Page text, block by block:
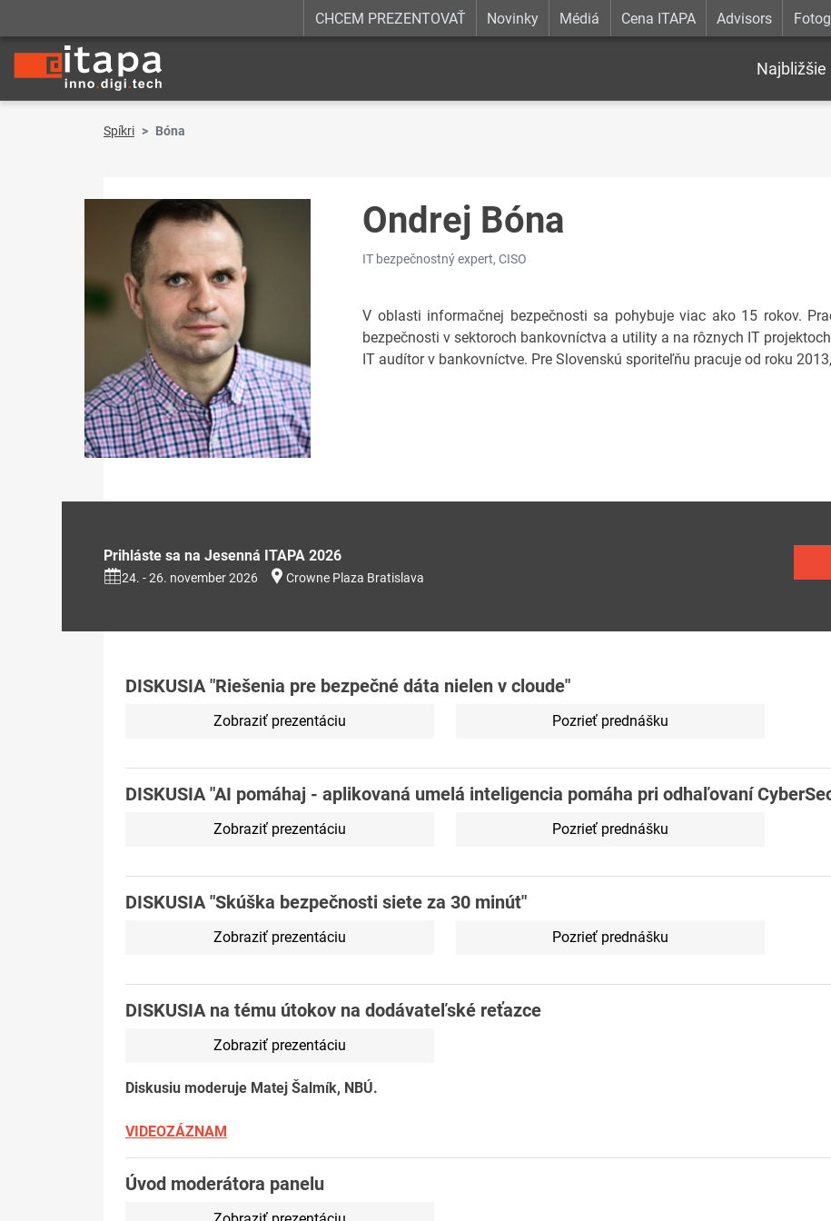
CHCEM PREZENTOVAŤ Novinky Médiá Cena ITAPA Advisors
Spíkri Bóna
Ondrej Bóna
IT bezpečnostný expert, CISO
V oblasti informačnej bezpečnosti sa pohybuje viac ako 15 rokov.
bezpečnosti v sektoroch bankovníctva a utility a na rôznych IT
IT audítor v bankovníctve. Pre Slovenskú sporiteľňu pracuje od roku
Prihláste sa na Jesenná ITAPA 2026
24. - 26. november 2026 Crowne Plaza Bratislava
DISKUSIA "Riešenia pre bezpečné dáta nielen v cloude"
Zobraziť prezentáciu Pozrieť prednášku
DISKUSIA "AI pomáhaj - aplikovaná umelá inteligencia pomáha pri odhaľovaní
Zobraziť prezentáciu Pozrieť prednášku
DISKUSIA "Skúška bezpečnosti siete za 30 minút"
Zobraziť prezentáciu Pozrieť prednášku
DISKUSIA na tému útokov na dodávateľské reťazce
Zobraziť prezentáciu
Diskusiu moderuje Matej Šalmík, NBÚ.
VIDEOZÁZNAM
Úvod moderátora panelu